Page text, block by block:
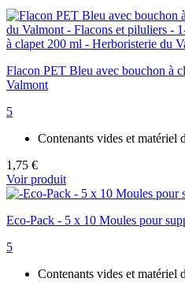
Flacon PET Bleu avec bouchon à
Valmont
5
Contenants vides et matériel
1,75 €
Voir produit
Eco-Pack - 5 x 10 Moules pour
5
Contenants vides et matériel